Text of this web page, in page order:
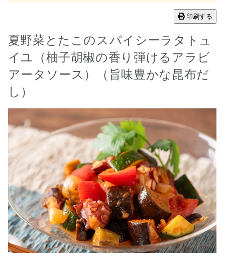
印刷する
夏野菜とたこのスパイシーラタトュ
イユ（柚子胡椒の香り弾けるアラビ
アータソース）（旨味豊かな昆布だ
し）